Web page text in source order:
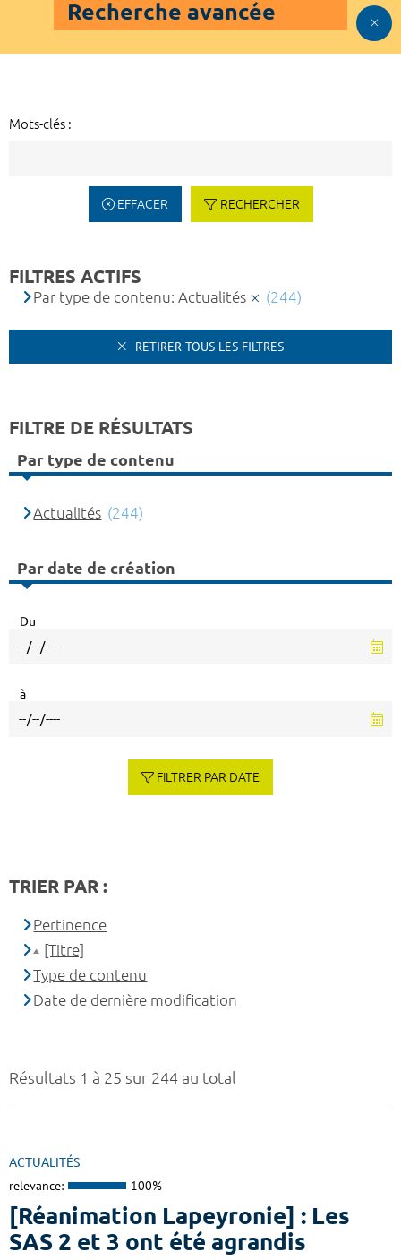
Recherche avancée
Mots-clés :
EFFACER RECHERCHER
Résultats 1 à 25 sur 244 au total
ACTUALITÉS
relevance: 100%
[Réanimation Lapeyronie] : Les
SAS 2 et 3 ont été agrandis
FILTRES ACTIFS
Par type de contenu: Actualités (244)
RETIRER TOUS LES FILTRES
FILTRE DE RÉSULTATS
Par type de contenu
Actualités (244)
Par date de création
Du
à
FILTRER PAR DATE
TRIER PAR :
Pertinence
[Titre]
Type de contenu
Date de dernière modification